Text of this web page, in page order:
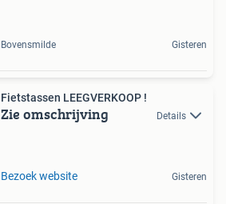
Bovensmilde Gisteren
Fietstassen LEEGVERKOOP !
Zie omschrijving Details
Bezoek website Gisteren